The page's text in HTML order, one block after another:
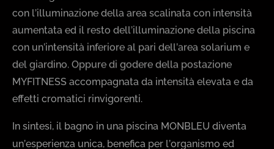
con l’illuminazione della area scalinata con intensità
aumentata ed il resto dell’illuminazione della piscina
con un’intensità inferiore al pari dell’area solarium e
del giardino. Oppure di godere della postazione
MYFITNESS accompagnata da intensità elevata e da
effetti cromatici rinvigorenti.
In sintesi, il bagno in una piscina MONBLEU diventa
un’esperienza unica, benefica per l’organismo ed